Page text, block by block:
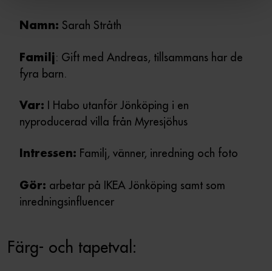
Namn: Sarah Stråth
Familj: Gift med Andreas, tillsammans har de
fyra barn.
Var: I Habo utanför Jönköping i en
nyproducerad villa från Myresjöhus
Intressen: Familj, vänner, inredning och foto
Gör: arbetar på IKEA Jönköping samt som
inredningsinfluencer
Färg- och tapetval: